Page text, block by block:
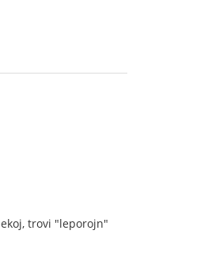
trovi "leporojn"